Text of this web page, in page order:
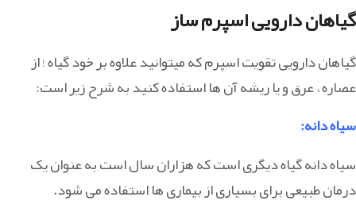
گیاهان دارویی اسپرم ساز
گیاهان دارویی تقویت اسپرم که میتوانید علاوه بر خود گیاه ؛ از
عصاره ، عرق و یا ریشه آن ها استفاده کنید به شرح زیر است:
سیاه دانه:
سیاه دانه گیاه دیگری است که هزاران سال است به عنوان یک
درمان طبیعی برای بسیاری از بیماری ها استفاده می شود.